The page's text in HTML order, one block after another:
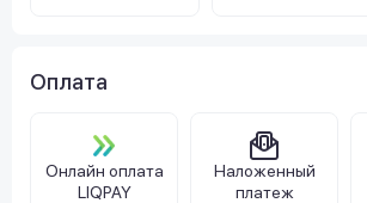
Оплата
Онлайн оплата
LIQPAY
Наложенный
платеж